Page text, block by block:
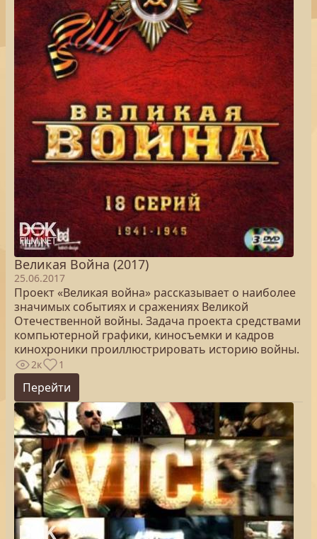
Великая Война (2017)
25.06.2017
Проект «Великая война» рассказывает о наиболее
значимых событиях и сражениях Великой
Отечественной войны. Задача проекта средствами
компьютерной графики, киносъемки и кадров
кинохроники проиллюстрировать историю войны.
2к 1
Перейти